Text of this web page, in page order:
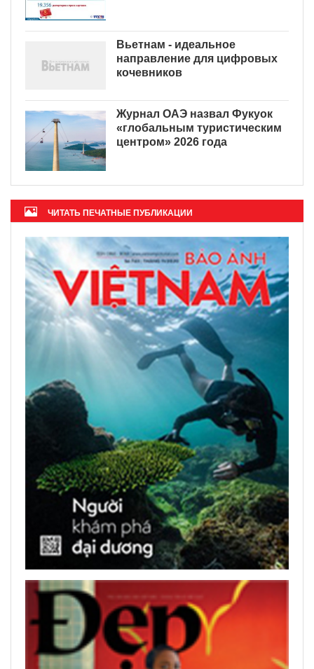
Вьетнам - идеальное
направление для цифровых
кочевников
Журнал ОАЭ назвал Фукуок
«глобальным туристическим
центром» 2026 года
ЧИТАТЬ ПЕЧАТНЫЕ ПУБЛИКАЦИИ